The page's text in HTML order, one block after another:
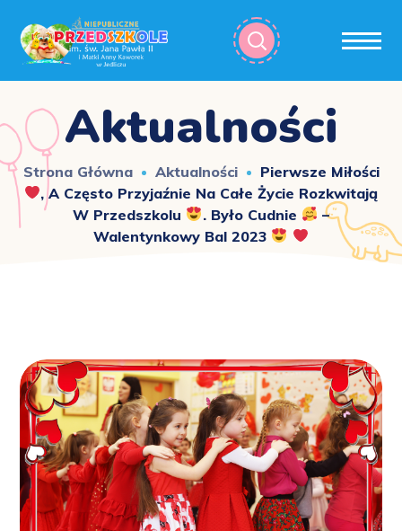
Aktualności
Strona Główna Aktualności
Pierwsze Miłości
, A Często Przyjaźnie Na Całe Życie Rozkwitają
W Przedszkolu
. Było Cudnie
–
Walentynkowy Bal 2023